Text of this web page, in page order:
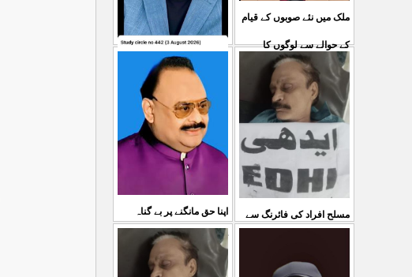
کشمیرکا کونہ کونہ لہو
لہو ہے لیکن حکومت کواس
کی کوئی پرواہ نہیں ہے
04 Aug 2026
ملک میں نئے صوبوں کے قیام
کے حوالے سے لوگوں کا
مطالبہ بالکل درست ہے۔ ا
03 Aug 2026
اپنا حق مانگنے پر بے گناہ
کشمیریوں کو گولیاں مارکر
شہ رگ کوکاٹ دیا گی
مسلح افراد کی فائرنگ سے
سمیع الدین رحمانی ک